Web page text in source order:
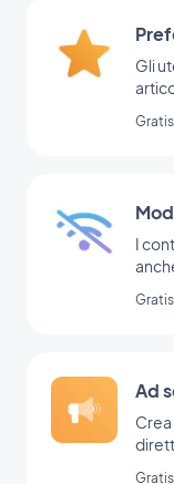
Gli
Gratis
I
Gratis
Ad
Gratis